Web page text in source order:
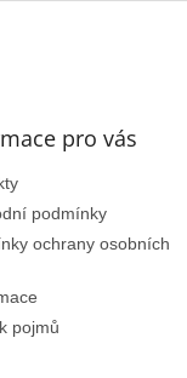
pro vás
podmínky
ochrany osobních
pojmů